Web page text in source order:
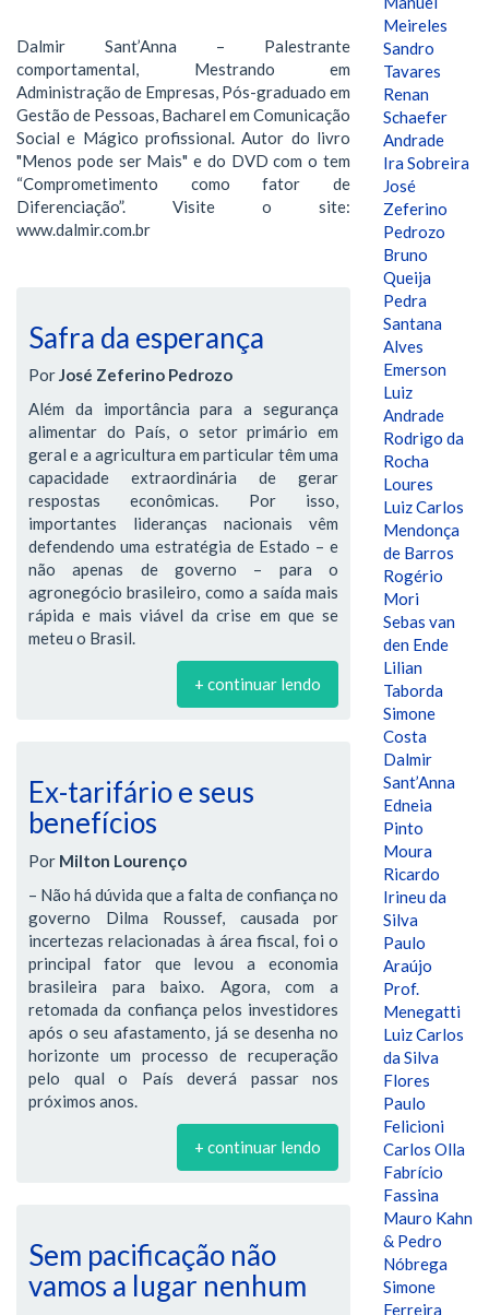
Dalmir Sant’Anna – Palestrante
comportamental, Mestrando em
Administração de Empresas, Pós-graduado em
Gestão de Pessoas, Bacharel em Comunicação
Social e Mágico profissional. Autor do livro
"Menos pode ser Mais" e do DVD com o tem
“Comprometimento como fator de
Diferenciação”. Visite o site:
www.dalmir.com.br
Safra da esperança
PorJosé Zeferino Pedrozo
Além da importância para a segurança
alimentar do País, o setor primário em
geral e a agricultura em particular têm uma
capacidade extraordinária de gerar
respostas econômicas. Por isso,
importantes lideranças nacionais vêm
defendendo uma estratégia de Estado – e
não apenas de governo – para o
agronegócio brasileiro, como a saída mais
rápida e mais viável da crise em que se
meteu o Brasil.
+ continuar lendo
Ex-tarifário e seus
benefícios
Por Milton Lourenço
– Não há dúvida que a falta de confiança no
governo Dilma Roussef, causada por
incertezas relacionadas à área fiscal, foi o
principal fator que levou a economia
brasileira para baixo. Agora, com a
retomada da confiança pelos investidores
após o seu afastamento, já se desenha no
horizonte um processo de recuperação
pelo qual o País deverá passar nos
próximos anos.
+ continuar lendo
Sem pacificação não
vamos a lugar nenhum
Meireles
Sandro
Tavares
Renan
Schaefer
Andrade
Ira Sobreira
José
Zeferino
Pedrozo
Bruno
Queija
Pedra
Santana
Alves
Emerson
Luiz
Andrade
Rodrigo da
Rocha
Loures
Luiz Carlos
Mendonça
de Barros
Rogério
Mori
Sebas van
den Ende
Lilian
Taborda
Simone
Costa
Dalmir
Sant’Anna
Edneia
Pinto
Moura
Ricardo
Irineu da
Silva
Paulo
Araújo
Prof.
Menegatti
Luiz Carlos
da Silva
Flores
Paulo
Felicioni
Carlos Olla
Fabrício
Fassina
Mauro Kahn
& Pedro
Nóbrega
Simone
Ferreira